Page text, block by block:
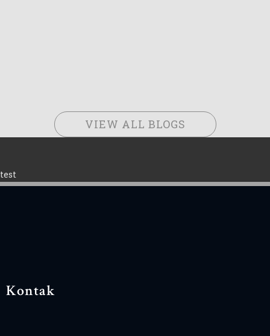
VIEW ALL BLOGS
test
Kontak